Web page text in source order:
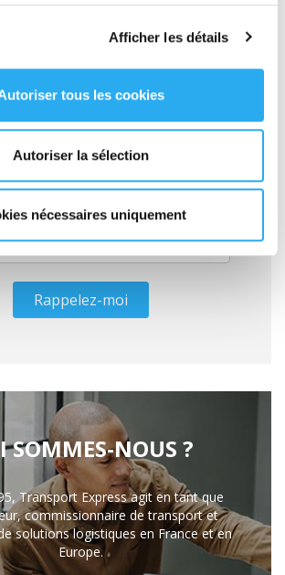
Afficher les détails
tous les cookies
Autoriser la sélection
nécessaires uniquement
GRATUIT
Rappelez-moi
SOMMES-NOUS ?
Transport Express agit en tant que
commissionnaire de transport et
solutions logistiques en France et en
Europe.